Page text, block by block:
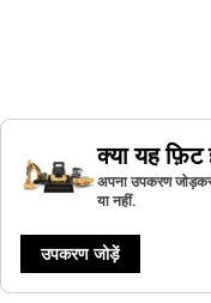
क्या यह फ़िट
अपना उपकरण जोड़कर
या नहीं.
उपकरण जोड़ें